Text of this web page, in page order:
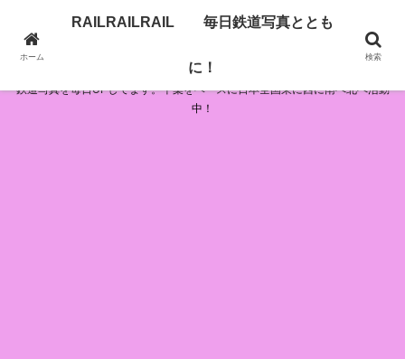
RAILRAILRAIL 毎日鉄道写真とともに！
鉄道写真を毎日UPしてます。千葉をベースに日本全国東に西に南へ北へ活動
中！
ホーム
RAILRAILRAIL 毎日鉄道写真ととも
に！
検索